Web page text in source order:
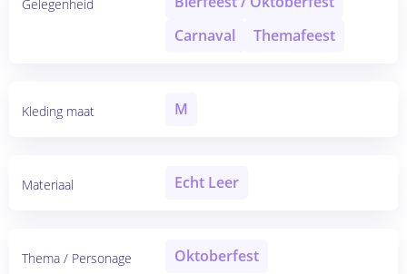
Gelegenheid
Carnaval
Themafeest
Kleding maat M
Materiaal Echt Leer
Thema / Personage Oktoberfest